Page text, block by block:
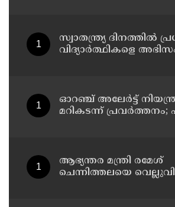
സ്വാതന്ത്ര്യ ദിനത്തില്‍
വിദ്യാര്‍ത്ഥികളെ
ഓറഞ്ച് അലേര്‍ട്ട്
മറികടന്ന്
ആഭ്യന്തര മന്ത്രി രമേശ്
ചെന്നിത്തലയെ